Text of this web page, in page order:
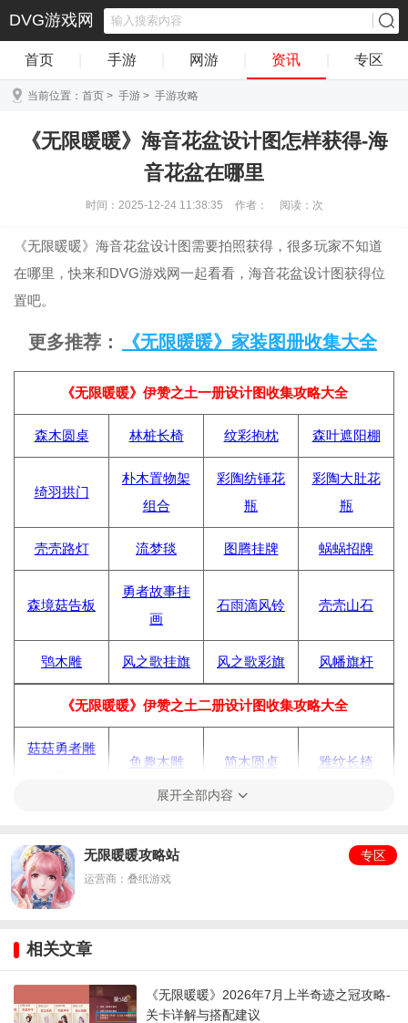
DVG游戏网
首页 手游 网游 资讯 专区
当前位置： 首页 > 手游 > 手游攻略
《无限暖暖》海音花盆设计图怎样获得-海
音花盆在哪里
时间：2025-12-24 11:38:35 作者： 阅读： 次
《无限暖暖》海音花盆设计图需要拍照获得，很多玩家不知道
在哪里，快来和DVG游戏网一起看看，海音花盆设计图获得位
置吧。
更多推荐： 《无限暖暖》家装图册收集大全
《无限暖暖》伊赞之土一册设计图收集攻略大全
森木圆桌 林桩长椅 纹彩抱枕 森叶遮阳棚
绮羽拱门
朴木置物架
组合
彩陶纺锤花
瓶
彩陶大肚花
瓶
壳壳路灯 流梦毯 图腾挂牌 蜗蜗招牌
森境菇告板
勇者故事挂
画
石雨滴风铃 壳壳山石
鸮木雕 风之歌挂旗 风之歌彩旗 风幡旗杆
《无限暖暖》伊赞之土二册设计图收集攻略大全
菇菇勇者雕
鱼趣木雕 简木圆桌 雅纹长椅
双子花篮 夜明珠壁灯 缤果招牌
菇菇祝祷挂
饰
串串筒 硬壳子布篮 木的地箭靶
展开全部内容
无限暖暖攻略站
运营商：叠纸游戏
专区
相关文章
《无限暖暖》2026年7月上半奇迹之冠攻略-
关卡详解与搭配建议